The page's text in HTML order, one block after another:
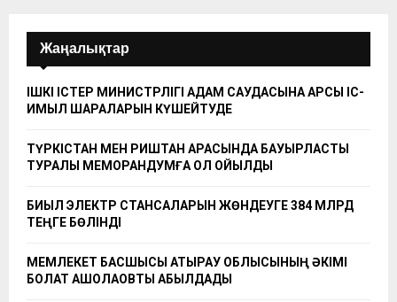
Жаңалықтар
ІШКІ ІСТЕР МИНИСТРЛІГІ АДАМ САУДАСЫНА ҚАРСЫ ІС-
ҚИМЫЛ ШАРАЛАРЫН КҮШЕЙТУДЕ
ТҮРКІСТАН МЕН РИШТАН АРАСЫНДА БАУЫРЛАСТЫҚ
ТУРАЛЫ МЕМОРАНДУМҒА ҚОЛ ҚОЙЫЛДЫ
БИЫЛ ЭЛЕКТР СТАНСАЛАРЫН ЖӨНДЕУГЕ 384 МЛРД
ТЕҢГЕ БӨЛІНДІ
МЕМЛЕКЕТ БАСШЫСЫ АТЫРАУ ОБЛЫСЫНЫҢ ӘКІМІ
БОЛАТ АҚШОЛАҚОВТЫ ҚАБЫЛДАДЫ